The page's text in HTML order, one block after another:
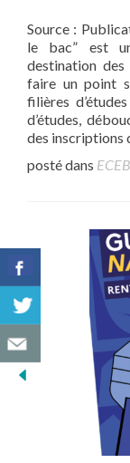
Source :
le bac” est
destination
faire un point
filières
d’études,
des inscriptions
posté dans ECEB